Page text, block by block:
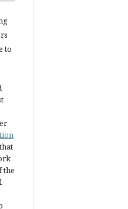
to
the